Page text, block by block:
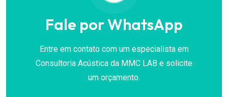
Fale por WhatsApp
Entre em contato com um especialista em
Consultoria Acústica da MMC LAB e solicite
um orçamento.